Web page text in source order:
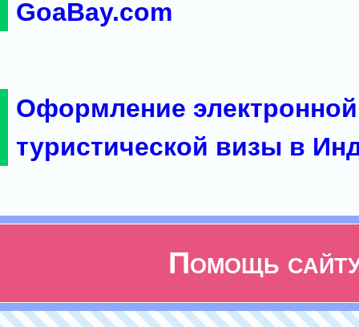
GoaBay.com
Оформление электронной
туристической визы в
Помощь